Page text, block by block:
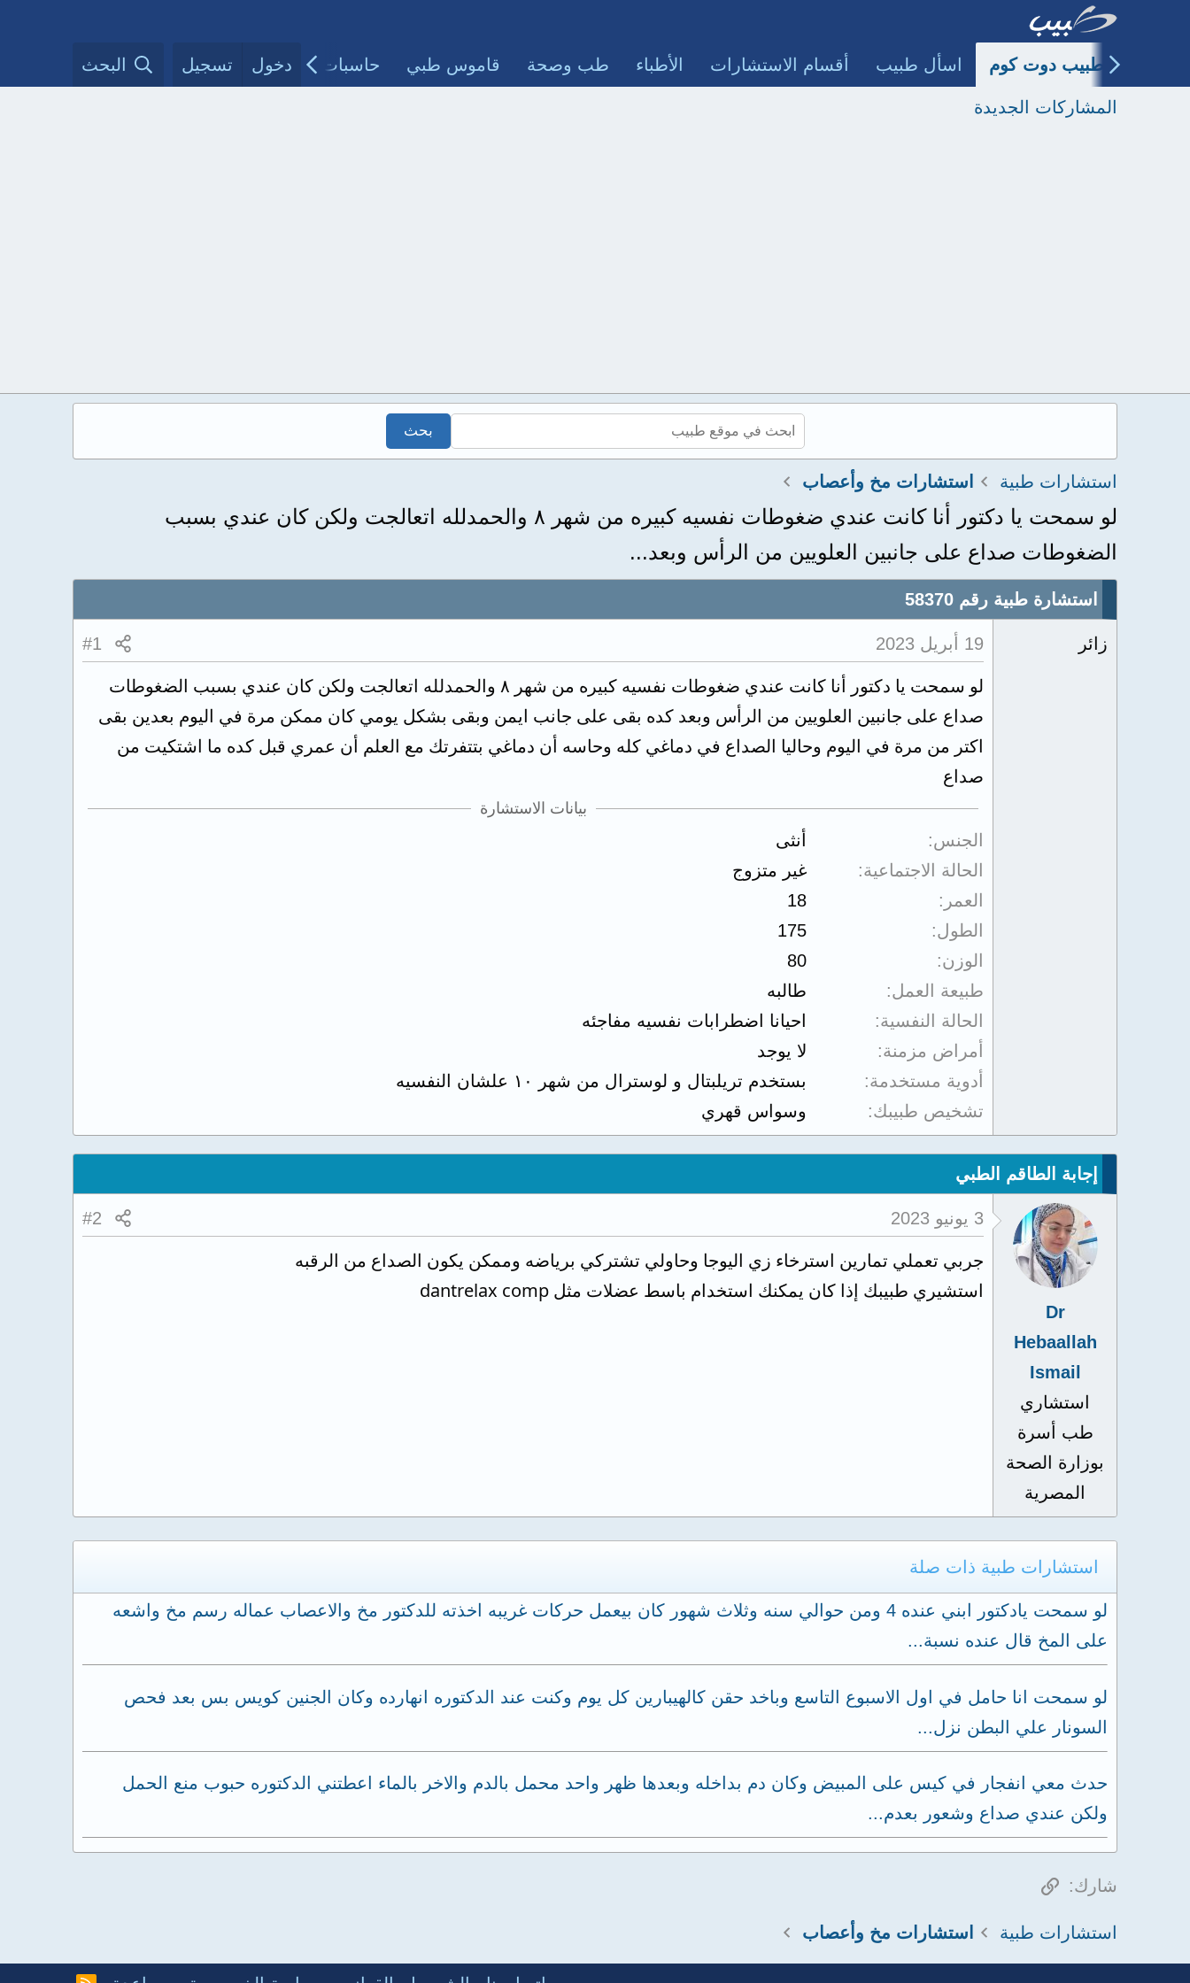
طبيب دوت كوم اسأل طبيب أقسام الاستشارات الأطباء طب وصحة قاموس طبي حاسبات طبية مقالات الأطباءدخول تسجيل البحث
المشاركات الجديدة
استشارات طبية استشارات مخ وأعصاب
لو سمحت يا دكتور أنا كانت عندي ضغوطات نفسيه كبيره من شهر ٨ والحمدلله اتعالجت ولكن كان عندي بسبب
الضغوطات صداع على جانبين العلويين من الرأس وبعد...
استشارة طبية رقم 58370
زائر 19 أبريل 2023 #1
لو سمحت يا دكتور أنا كانت عندي ضغوطات نفسيه كبيره من شهر ٨ والحمدلله اتعالجت ولكن كان عندي بسبب الضغوطات
صداع على جانبين العلويين من الرأس وبعد كده بقى على جانب ايمن وبقى بشكل يومي كان ممكن مرة في اليوم بعدين بقى
اكتر من مرة في اليوم وحاليا الصداع في دماغي كله وحاسه أن دماغي بتتفرتك مع العلم أن عمري قبل كده ما اشتكيت من
صداع
بيانات الاستشارة
الجنس
أنثى
الحالة الاجتماعية
غير متزوج
العمر
18
الطول
175
الوزن
80
طبيعة العمل
طالبه
الحالة النفسية
احيانا اضطرابات نفسيه مفاجئه
أمراض مزمنة
لا يوجد
أدوية مستخدمة
بستخدم تريلبتال و لوسترال من شهر ١٠ علشان النفسيه
تشخيص طبيبك
وسواس قهري
إجابة الطاقم الطبي
Dr
Hebaallah
Ismail
استشاري
طب أسرة
بوزارة الصحة
المصرية
3 يونيو 2023 #2
جربي تعملي تمارين استرخاء زي اليوجا وحاولي تشتركي برياضه وممكن يكون الصداع من الرقبه
استشيري طبيبك إذا كان يمكنك استخدام باسط عضلات مثل dantrelax comp
استشارات طبية ذات صلة
لو سمحت يادكتور ابني عنده 4 ومن حوالي سنه وثلاث شهور كان بيعمل حركات غريبه اخذته للدكتور مخ والاعصاب عماله رسم مخ واشعه
على المخ قال عنده نسبة...
لو سمحت انا حامل في اول الاسبوع التاسع وباخد حقن كالهيبارين كل يوم وكنت عند الدكتوره انهارده وكان الجنين كويس بس بعد فحص
السونار علي البطن نزل...
حدث معي انفجار في كيس على المبيض وكان دم بداخله وبعدها ظهر واحد محمل بالدم والاخر بالماء اعطتني الدكتوره حبوب منع الحمل
ولكن عندي صداع وشعور بعدم...
شارك: الرابط
استشارات طبية استشارات مخ وأعصاب